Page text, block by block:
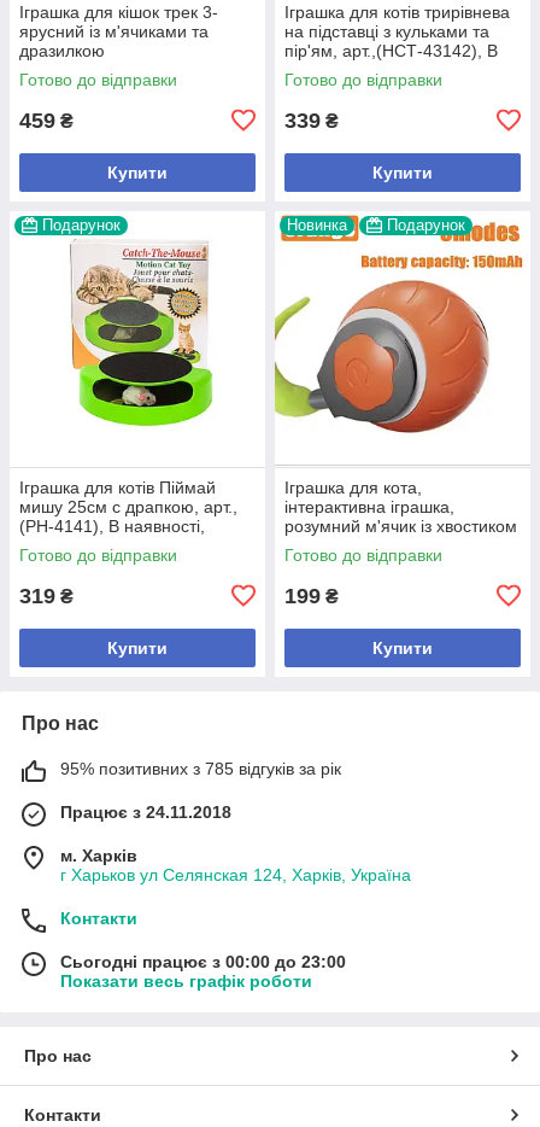
Іграшка для кішок трек 3-
ярусний із м'ячиками та
дразилкою
Готово до відправки
459 ₴
Купити
Іграшка для котів трирівнева
на підставці з кульками та
пір'ям, арт.,(НСТ-43142), В
наявності, Різнокольоровий
Готово до відправки
339 ₴
Купити
Подарунок
Іграшка для котів Піймай
мишу 25см с драпкою, арт.,
(РН-4141), В наявності,
Зелений
Готово до відправки
319 ₴
Купити
Новинка Подарунок
Іграшка для кота,
інтерактивна іграшка,
розумний м'ячик із хвостиком
Готово до відправки
199 ₴
Купити
Про нас
95% позитивних з 785 відгуків за рік
Працює з 24.11.2018
м. Харків
г Харьков ул Селянская 124, Харків, Україна
Контакти
Сьогодні працює з 00:00 до 23:00
Показати весь графік роботи
Про нас
Контакти